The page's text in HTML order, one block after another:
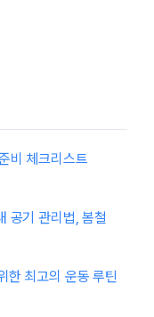
비 체크리스트
공기 관리법, 봄철
한 최고의 운동 루틴